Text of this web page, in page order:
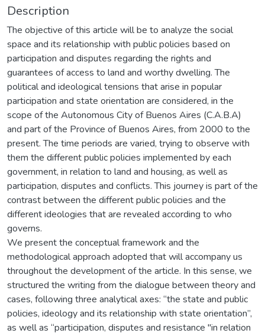
Description
The objective of this article will be to analyze the social
space and its relationship with public policies based on
participation and disputes regarding the rights and
guarantees of access to land and worthy dwelling. The
political and ideological tensions that arise in popular
participation and state orientation are considered, in the
scope of the Autonomous City of Buenos Aires (C.A.B.A)
and part of the Province of Buenos Aires, from 2000 to the
present. The time periods are varied, trying to observe with
them the different public policies implemented by each
government, in relation to land and housing, as well as
participation, disputes and conflicts. This journey is part of the
contrast between the different public policies and the
different ideologies that are revealed according to who
governs.
We present the conceptual framework and the
methodological approach adopted that will accompany us
throughout the development of the article. In this sense, we
structured the writing from the dialogue between theory and
cases, following three analytical axes: “the state and public
policies, ideology and its relationship with state orientation”,
as well as “participation, disputes and resistance "in relation